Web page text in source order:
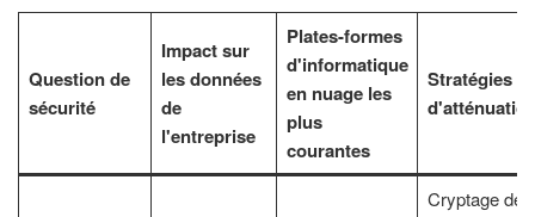
Question de
sécurité
Impact sur
les données
de
l'entreprise
Plates-formes
d'informatique
en nuage les
plus
courantes
Stratégies
Cryptage des